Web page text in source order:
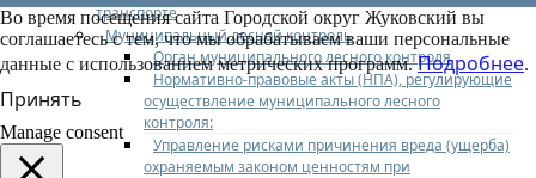
транспорте
Муниципальный лесной контроль
Орган муниципального лесного контроля
Нормативно-правовые акты (НПА), регулирующие
осуществление муниципального лесного
контроля:
Управление рисками причинения вреда (ущерба)
охраняемым законом ценностям при
Во время посещения сайта Городской округ Жуковский вы
соглашаетесь с тем, что мы обрабатываем ваши персональные
данные с использованием метрических программ.Подробнее.
Принять
Manage consent